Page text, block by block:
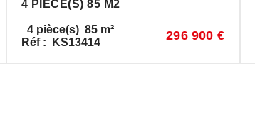
4 PIÈCE(S) 85 M2
4 pièce(s) 85 m²
Réf :
KS13414 296 900 €